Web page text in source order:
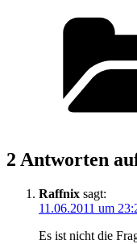
2 Antworten
Raffnix sagt:
11.06.2011 um
Es ist nicht die